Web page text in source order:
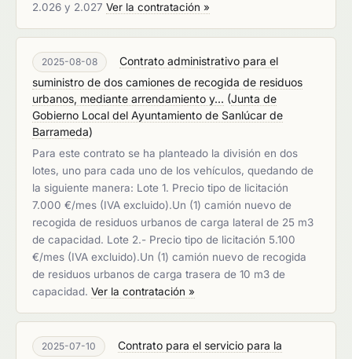
2.026 y 2.027 Ver la contratación »
2025-08-08
Contrato administrativo para el
suministro de dos camiones de recogida de residuos
urbanos, mediante arrendamiento y... (Junta de
Gobierno Local del Ayuntamiento de Sanlúcar de
Barrameda)
Para este contrato se ha planteado la división en dos
lotes, uno para cada uno de los vehículos, quedando de
la siguiente manera: Lote 1. Precio tipo de licitación
7.000 €/mes (IVA excluido).Un (1) camión nuevo de
recogida de residuos urbanos de carga lateral de 25 m3
de capacidad. Lote 2.- Precio tipo de licitación 5.100
€/mes (IVA excluido).Un (1) camión nuevo de recogida
de residuos urbanos de carga trasera de 10 m3 de
capacidad. Ver la contratación »
2025-07-10
Contrato para el servicio para la